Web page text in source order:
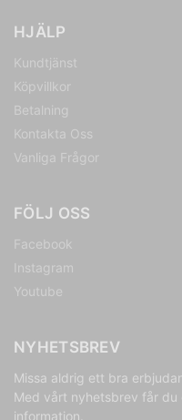
HJÄLP
Kundtjänst
Köpvillkor
Betalning
Kontakta Oss
Vanliga Frågor
FÖLJ OSS
Facebook
Instagram
Youtube
NYHETSBREV
Missa aldrig ett bra
Med vårt nyhetsbrev får
information.